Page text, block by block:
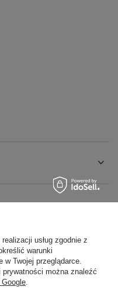
usług zgodnie z
warunki
w Twojej przeglądarce.
można znaleźć
.